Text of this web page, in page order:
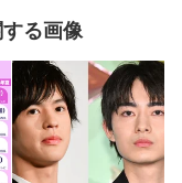
る画像